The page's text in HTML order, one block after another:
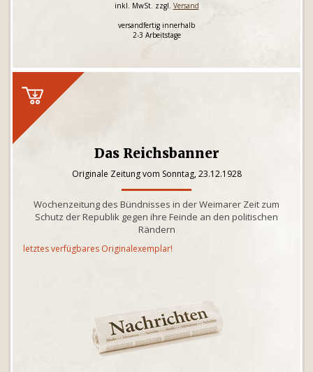
inkl. MwSt. zzgl. Versand
versandfertig innerhalb
2-3 Arbeitstage
Das Reichsbanner
Originale Zeitung vom Sonntag, 23.12.1928
Wochenzeitung des Bündnisses in der Weimarer Zeit zum
Schutz der Republik gegen ihre Feinde an den politischen
Rändern
letztes verfügbares Originalexemplar!